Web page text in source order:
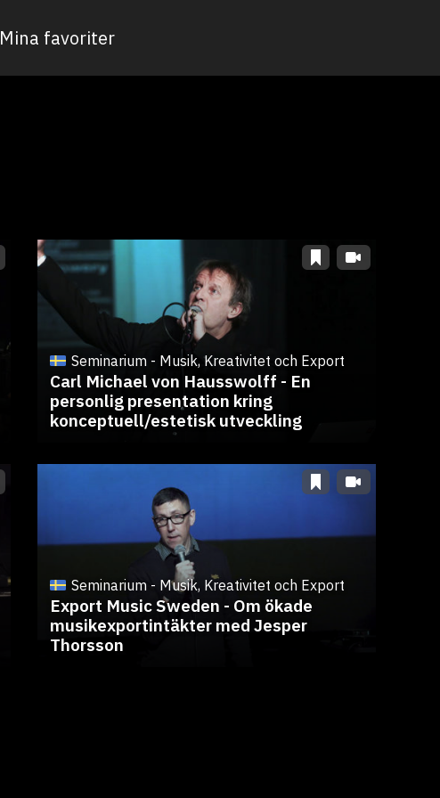
Mina favoriter
Seminarium - Musik, Kreativitet och Export
Carl Michael von Hausswolff - En
personlig presentation kring
konceptuell/estetisk utveckling
Seminarium - Musik, Kreativitet och Export
Export Music Sweden - Om ökade
musikexportintäkter med Jesper
Thorsson